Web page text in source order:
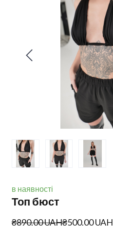
в наявності
Топ бюст
₴890.00 UAH₴500.00 UAH